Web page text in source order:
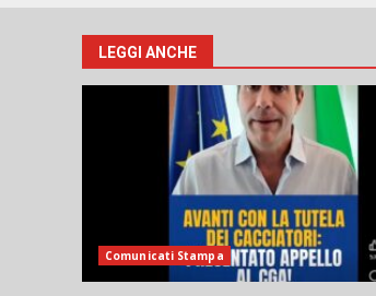
LEGGI ANCHE
Comunicati Stampa